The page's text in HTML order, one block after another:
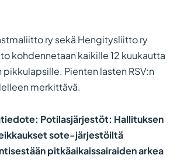
ry sekä Hengitysliitto ry
kohdennetaan kaikille 12 kuukautta
pikkulapsille. Pienten lasten RSV:n
merkittävä.
Potilasjärjestöt: Hallituksen
sote-järjestöiltä
pitkäaikaissairaiden arkea